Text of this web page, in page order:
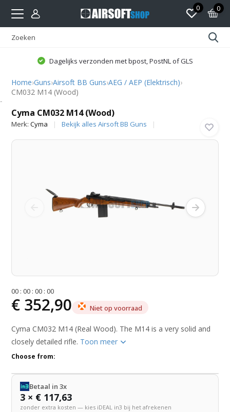
0 0
Dagelijks verzonden met bpost, PostNL of GLS
Home›Guns›Airsoft BB Guns›AEG / AEP (Elektrisch)›
CM032 M14 (Wood)
Cyma CM032 M14 (Wood)
Merk:Cyma Bekijk alles Airsoft BB Guns
00 :00 :00 :00
€ 352,90 Niet op voorraad
Cyma CM032 M14 (Real Wood). The M14 is a very solid and
closely detailed rifle. Toon meer
Choose from:
Betaal in 3x
3 × € 117,63
zonder extra kosten — kies iDEAL in3 bij het afrekenen